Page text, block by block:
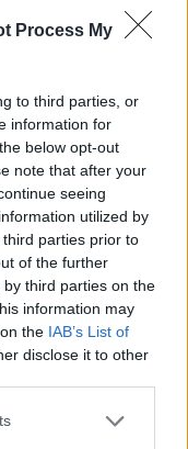
Process My
to third parties, or
information for
below opt-out
note that after your
seeing
utilized by
parties prior to
of the further
third parties on the
information may
the IAB’s List of
disclose it to other
tutte le
Ricerca